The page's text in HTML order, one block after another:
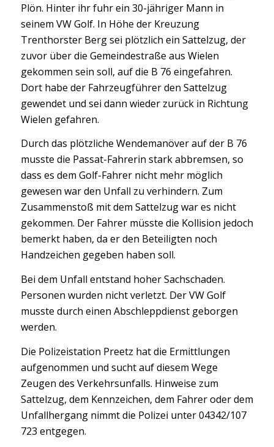
Plön. Hinter ihr fuhr ein 30-jähriger Mann in
seinem VW Golf. In Höhe der Kreuzung
Trenthorster Berg sei plötzlich ein Sattelzug, der
zuvor über die Gemeindestraße aus Wielen
gekommen sein soll, auf die B 76 eingefahren.
Dort habe der Fahrzeugführer den Sattelzug
gewendet und sei dann wieder zurück in Richtung
Wielen gefahren.
Durch das plötzliche Wendemanöver auf der B 76
musste die Passat-Fahrerin stark abbremsen, so
dass es dem Golf-Fahrer nicht mehr möglich
gewesen war den Unfall zu verhindern. Zum
Zusammenstoß mit dem Sattelzug war es nicht
gekommen. Der Fahrer müsste die Kollision jedoch
bemerkt haben, da er den Beteiligten noch
Handzeichen gegeben haben soll.
Bei dem Unfall entstand hoher Sachschaden.
Personen wurden nicht verletzt. Der VW Golf
musste durch einen Abschleppdienst geborgen
werden.
Die Polizeistation Preetz hat die Ermittlungen
aufgenommen und sucht auf diesem Wege
Zeugen des Verkehrsunfalls. Hinweise zum
Sattelzug, dem Kennzeichen, dem Fahrer oder dem
Unfallhergang nimmt die Polizei unter 04342/107
723 entgegen.